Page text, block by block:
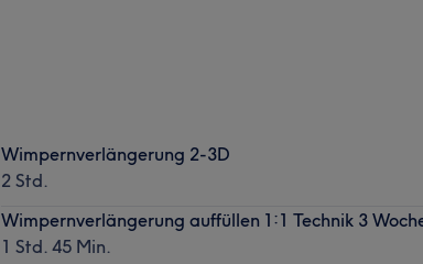
Wimpernverlängerung 2-3D
2 Std.
Wimpernverlängerung auffüllen 1:1 Technik 3
1 Std. 45 Min.